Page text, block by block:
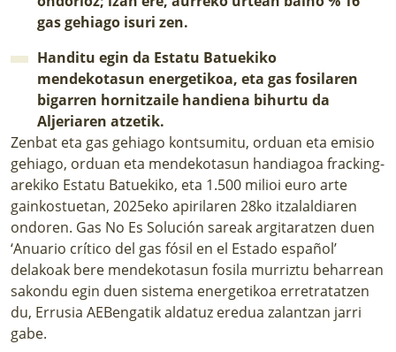
gas gehiago isuri zen.
Handitu egin da Estatu Batuekiko
mendekotasun energetikoa, eta gas fosilaren
bigarren hornitzaile handiena bihurtu da
Aljeriaren atzetik.
Zenbat eta gas gehiago kontsumitu, orduan eta emisio
gehiago, orduan eta mendekotasun handiagoa fracking-
arekiko Estatu Batuekiko, eta 1.500 milioi euro arte
gainkostuetan, 2025eko apirilaren 28ko itzalaldiaren
ondoren. Gas No Es Solución sareak argitaratzen duen
‘Anuario crítico del gas fósil en el Estado español’
delakoak bere mendekotasun fosila murriztu beharrean
sakondu egin duen sistema energetikoa erretratatzen
du, Errusia AEBengatik aldatuz eredua zalantzan jarri
gabe.